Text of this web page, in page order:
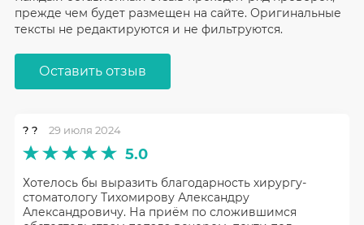
прежде чем будет размещен на сайте. Оригинальные
тексты не редактируются и не фильтруются.
Оставить отзыв
? ? 29 июля 2024
5.0
Хотелось бы выразить благодарность хирургу-
стоматологу Тихомирову Александру
Александровичу. На приём по сложившимся